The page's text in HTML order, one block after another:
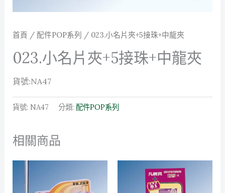
首頁 / 配件POP系列 / 023.小名片夾+5接珠+中龍夾
023.小名片夾+5接珠+中龍夾
貨號:NA47
貨號: NA47 分類: 配件POP系列
相關商品